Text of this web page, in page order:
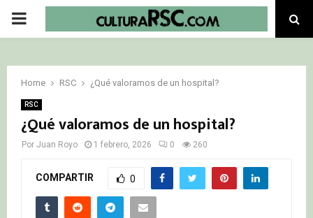
PRIMARY
Home RSC ¿Qué valoramos de un hospital?
RSC
¿Qué valoramos de un hospital?
Por Juan Royo 1 febrero, 2026 0 260
COMPARTIR 0